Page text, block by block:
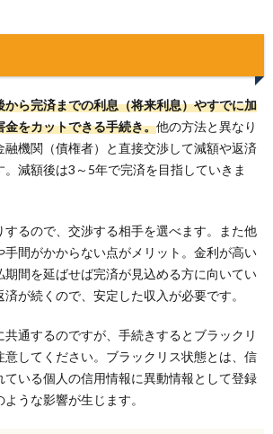
から完済までの利息（将来利息）やすでに加
金をカットできる手続き。他の方法と異なり
融機関（債権者）と直接交渉して減額や返済
減額後は3～5年で完済を目指していきま
するので、交渉する相手を選べます。また他
手間がかからない点がメリット。金利が高い
期間を延ばせば完済が見込める方に向いてい
が続くので、安定した収入が必要です。
共通するのですが、手続きするとブラックリ
意してください。ブラックリス状態とは、信
ている個人の信用情報に異動情報として登録
うな影響が生じます。